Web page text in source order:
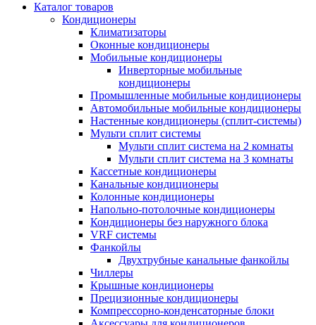
Каталог товаров
Кондиционеры
Климатизаторы
Оконные кондиционеры
Мобильные кондиционеры
Инверторные мобильные
кондиционеры
Промышленные мобильные кондиционеры
Автомобильные мобильные кондиционеры
Настенные кондиционеры (сплит-системы)
Мульти сплит системы
Мульти сплит система на 2 комнаты
Мульти сплит система на 3 комнаты
Кассетные кондиционеры
Канальные кондиционеры
Колонные кондиционеры
Напольно-потолочные кондиционеры
Кондиционеры без наружного блока
VRF системы
Фанкойлы
Двухтрубные канальные фанкойлы
Чиллеры
Крышные кондиционеры
Прецизионные кондиционеры
Компрессорно-конденсаторные блоки